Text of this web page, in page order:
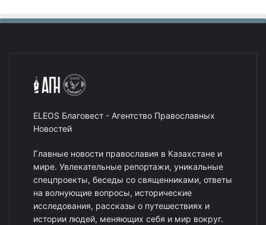
ELEOS Благовест - Агентство Православных
Новостей
Главные новости православия в Казахстане и
мире. Увлекательные репортажи, уникальные
спецпроекты, беседы со священниками, ответы
на волнующие вопросы, исторические
исследования, рассказы о путешествиях и
истории людей, меняющих себя и мир вокруг.